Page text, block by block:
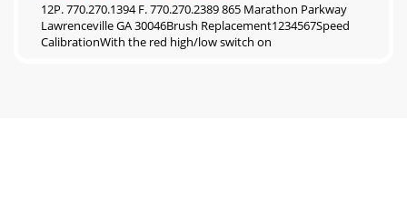
12P. 770.270.1394 F. 770.270.2389 865 Marathon Parkway
Lawrenceville GA 30046Brush Replacement1234567Speed
CalibrationWith the red high/low switch on